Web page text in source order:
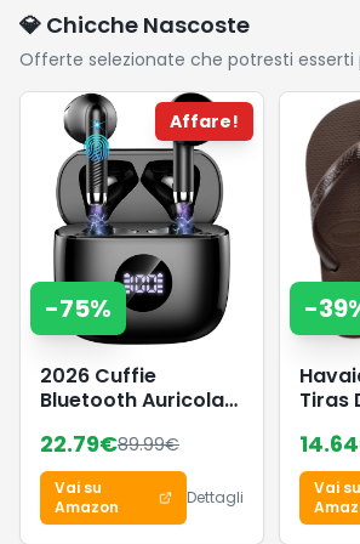
2 Spazzolini
💎 Chicche Nascoste
Offerte selezionate che potresti esserti
Affare!
-75%
2026 Cuffie
Bluetooth Auricolari
Stereo Cuffie
Wireless
22.79€89.99€
Vai su
Amazon
Dettagli
-39
Tiras
14.64
Vai su